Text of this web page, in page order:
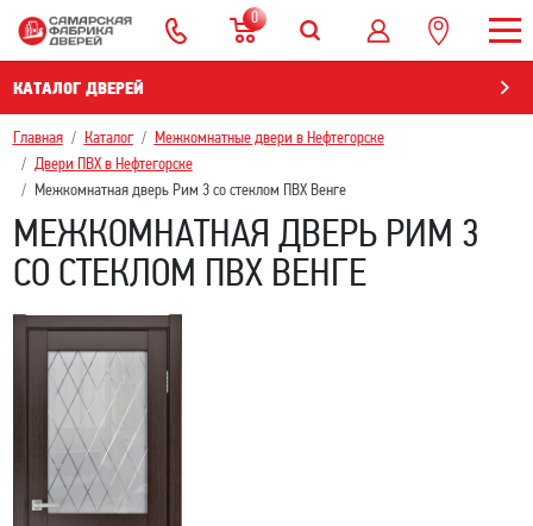
0
КАТАЛОГ ДВЕРЕЙ
Главная Каталог
Межкомнатные двери в Нефтегорскe
Двери ПВХ в Нефтегорскe
Межкомнатная дверь Рим 3 со стеклом ПВХ Венге
МЕЖКОМНАТНАЯ ДВЕРЬ РИМ 3
СО СТЕКЛОМ ПВХ ВЕНГЕ